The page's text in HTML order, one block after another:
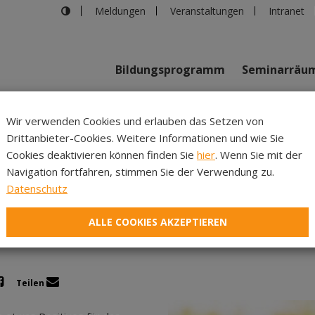
Meldungen Veranstaltungen Intranet
Bildungsprogramm
in Innsbruck Ethisch Geld anlegen – sozial und
– sozial und
Teilen
Wir verwenden Cookies und erlauben das Setzen von
Drittanbieter-Cookies. Weitere Informationen und wie Sie
Cookies deaktivieren können finden Sie hier. Wenn Sie mit der
Navigation fortfahren, stimmen Sie der Verwendung zu.
Datenschutz
ALLE COOKIES AKZEPTIEREN